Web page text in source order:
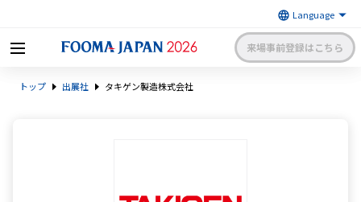
来場事前登録はこちら
級の食品製造総合展〜 | 一般社
日本食品機械工業会
トップ 出展社 タキゲン製造株式会社